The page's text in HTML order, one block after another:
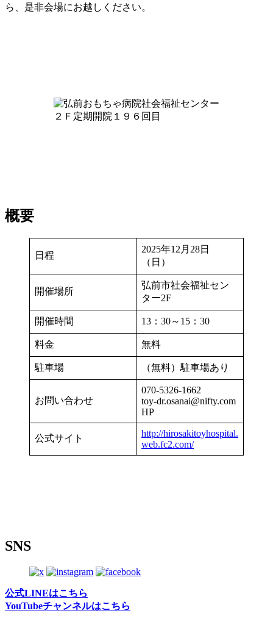
ら、是非会場にお越しください。
概要
日程
2025年12月28日
（日）
開催場所
弘前市社会福祉セン
ター2F
開催時間 13：30～15：30
料金 無料
駐車場 （無料）駐車場あり
お問い合わせ
070-5326-1662
toy-dr.osanai@nifty.com
HP
公式サイト
http://hirosakitoyhospital.
web.fc2.com/
SNS
公式LINEはこちら
YouTubeチャンネルはこちら